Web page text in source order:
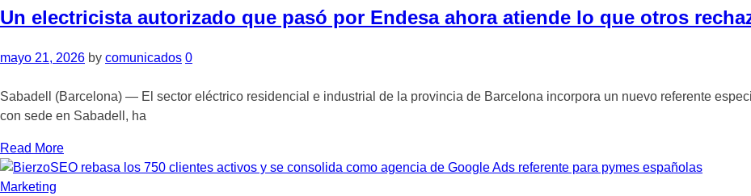
Un electricista autorizado que pasó por Endesa ahora atiende lo que otros
mayo 21, 2026 by comunicados 0
Sabadell (Barcelona) — El sector eléctrico residencial e industrial de la provincia de Barcelona incorpora un nuevo referente
con sede en Sabadell, ha
Read More
Marketing